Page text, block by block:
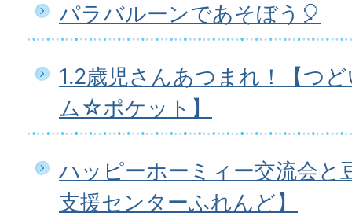
パラバルーンであそぼう🎈
1.2歳児さんあつまれ！【つ
ム☆ポケット】
ハッピーホーミィー交流会と
支援センターふれんど】